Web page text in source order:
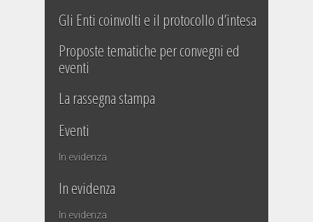
Gli Enti coinvolti e il protocollo d’intesa
Proposte tematiche per convegni ed
eventi
La rassegna stampa
Eventi
In evidenza
In evidenza
In evidenza